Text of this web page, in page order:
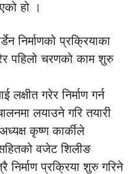
हो ।
निर्माणको प्रक्रियाका
पहिलो चरणको काम शुरु
गरेर निर्माण गर्न
लयाउने गरि तयारी
कृष्ण कार्कीले
वजेट शिलीङ
निर्माण प्रक्रिया शुरु गरिने